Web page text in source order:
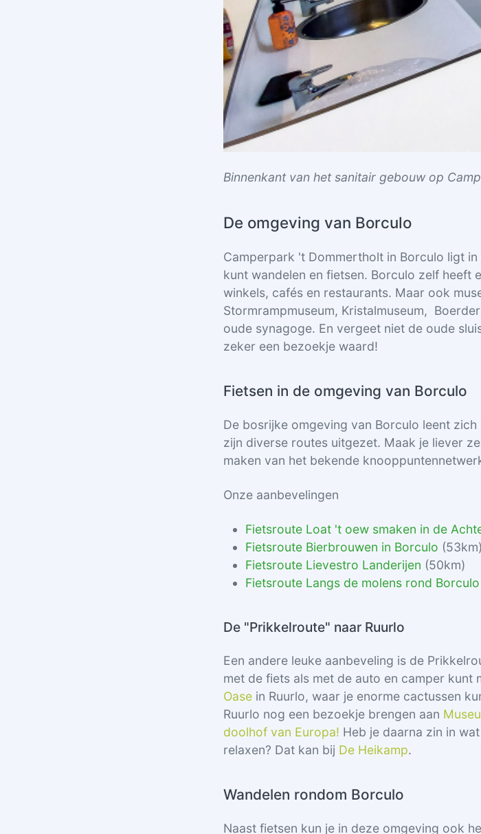
Binnenkant van het sanitair gebouw op
De omgeving van Borculo
Camperpark 't Dommertholt in Borculo ligt
kunt wandelen en fietsen. Borculo zelf heeft
winkels, cafés en restaurants. Maar ook
Stormrampmuseum, Kristalmuseum,
oude synagoge. En vergeet niet de oude
zeker een bezoekje waard!
Fietsen in de omgeving van Borculo
De bosrijke omgeving van Borculo leent
zijn diverse routes uitgezet. Maak je liever
maken van het bekende
Onze aanbevelingen
Fietsroute Loat 't oew smaken in de
Fietsroute Bierbrouwen in Borculo (53km)
Fietsroute Lievestro Landerijen (50km)
Fietsroute Langs de molens rond Borculo
De "Prikkelroute" naar Ruurlo
Een andere leuke aanbeveling is de
met de fiets als met de auto en camper kunt
Oase in Ruurlo, waar je enorme cactussen
Ruurlo nog een bezoekje brengen aan
doolhof van Europa! Heb je daarna zin in
relaxen? Dat kan bij De Heikamp.
Wandelen rondom Borculo
Naast fietsen kun je in deze omgeving ook